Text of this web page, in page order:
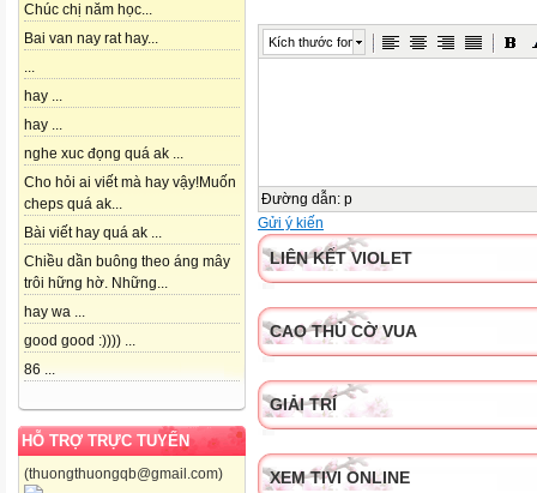
Chúc chị năm học...
Bai van nay rat hay...
...
hay ...
hay ...
nghe xuc đọng quá ak ...
Cho hỏi ai viết mà hay vậy!Muốn
cheps quá ak...
Bài viết hay quá ak ...
Chiều dần buông theo áng mây
trôi hững hờ. Những...
hay wa ...
good good :)))) ...
86 ...
HỖ TRỢ TRỰC TUYẾN
(thuongthuongqb@gmail.com)
Kích thước font
Đường dẫn: p
Gửi ý kiến
LIÊN KẾT VIOLET
CAO THỦ CỜ VUA
GIẢI TRÍ
XEM TIVI ONLINE